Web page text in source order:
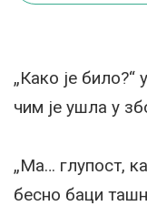
„Како је било?“
чим је ушла у
„Ма… глупост,
бесно баци